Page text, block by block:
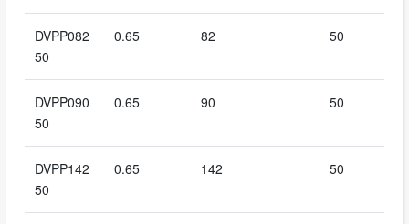
DVPP082
50
0.65 82 50
DVPP090
50
0.65 90 50
DVPP142
50
0.65 142 50